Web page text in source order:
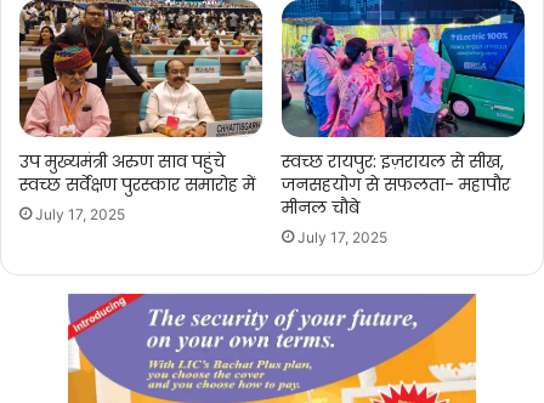
उप मुख्यमंत्री अरुण साव पहुंचे
स्वच्छ सर्वेक्षण पुरस्कार समारोह में
July 17, 2025
स्वच्छ रायपुर: इज़रायल से सीख,
जनसहयोग से सफलता- महापौर
मीनल चौबे
July 17, 2025